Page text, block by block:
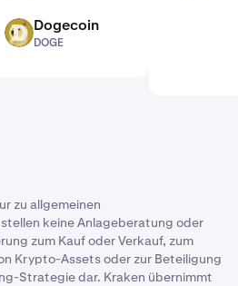
DOGE Dogecoin
DOGE
zu allgemeinen
keine Anlageberatung oder
zum Kauf oder Verkauf, zum
Krypto-Assets oder zur Beteiligung
Strategie dar. Kraken übernimmt